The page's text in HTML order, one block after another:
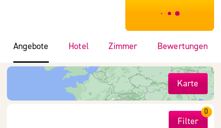
***************
Angebote Hotel Zimmer Bewertungen
Karte
Filter
0